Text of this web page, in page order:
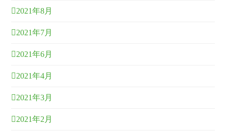
2021年8月
2021年7月
2021年6月
2021年4月
2021年3月
2021年2月